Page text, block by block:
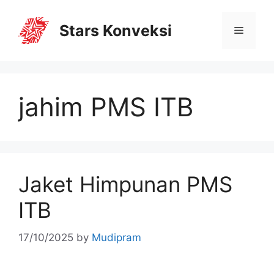
Stars Konveksi
jahim PMS ITB
Jaket Himpunan PMS
ITB
17/10/2025 by Mudipram